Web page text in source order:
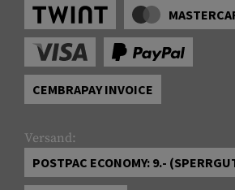
CEMBRAPAY INVOICE
Versand:
POSTPAC ECONOMY: 9.-